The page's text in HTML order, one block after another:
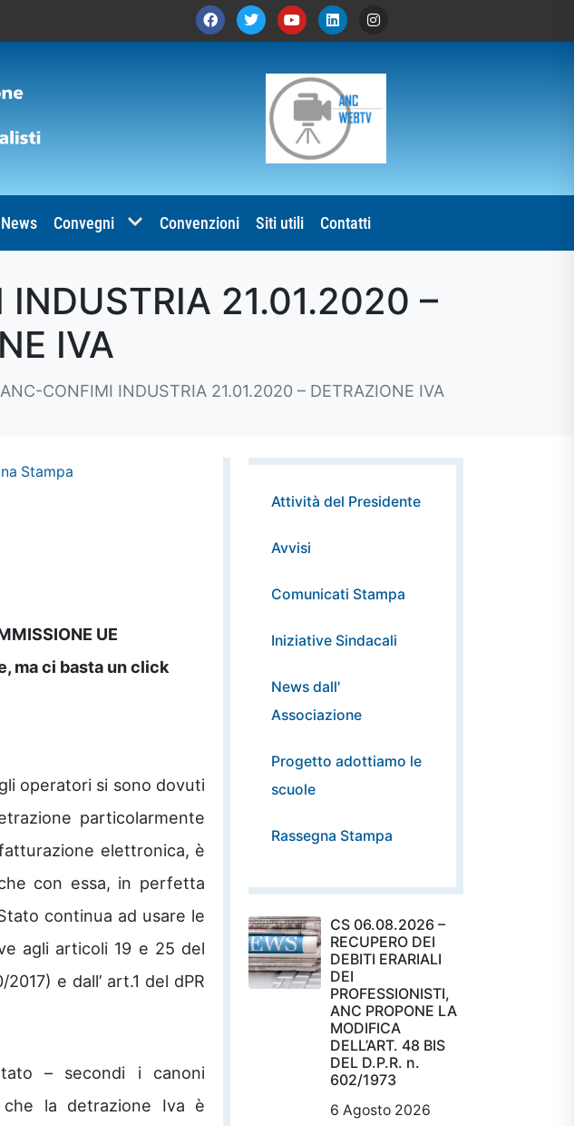
News Convegni Convenzioni Siti utili Contatti
21.01.2020 –
IVA
CONFIMI INDUSTRIA 21.01.2020 – DETRAZIONE IVA
Stampa
UE
ma ci basta un click
operatori si sono dovuti
particolarmente
elettronica, è
con essa, in perfetta
continua ad usare le
agli articoli 19 e 25 del
e dall’ art.1 del dPR
– secondi i canoni
la detrazione Iva è
Attività del Presidente
Avvisi
Comunicati Stampa
Iniziative Sindacali
News dall'
Associazione
Progetto adottiamo le
scuole
Rassegna Stampa
CS 06.08.2026 –
RECUPERO DEI
DEBITI ERARIALI
DEI
PROFESSIONISTI,
ANC PROPONE LA
MODIFICA
DELL’ART. 48 BIS
DEL D.P.R. n.
602/1973
6 Agosto 2026